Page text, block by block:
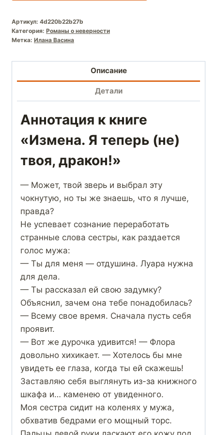
Артикул: 4d220b22b27b
Категория: Романы о неверности
Метка: Илана Васина
Описание
Детали
Аннотация к книге
«Измена. Я теперь (не)
твоя, дракон!»
— Может, твой зверь и выбрал эту
чокнутую, но ты же знаешь, что я лучше,
правда?
Не успевает сознание переработать
странные слова сестры, как раздается
голос мужа:
— Ты для меня — отдушина. Луара нужна
для дела.
— Ты рассказал ей свою задумку?
Объяснил, зачем она тебе понадобилась?
— Всему свое время. Сначала пусть себя
проявит.
— Вот же дурочка удивится! — Флора
довольно хихикает. — Хотелось бы мне
увидеть ее глаза, когда ты ей скажешь!
Заставляю себя выглянуть из-за книжного
шкафа и… каменею от увиденного.
Моя сестра сидит на коленях у мужа,
обхватив бедрами его мощный торс.